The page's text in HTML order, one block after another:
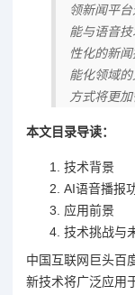
领新闻平
能与语音
性化的新
能化领域
方式将更加
本文目录导读：
技术背景
AI语音播报
应用前景
技术挑战与
中国互联网巨头百
新技术将广泛应用